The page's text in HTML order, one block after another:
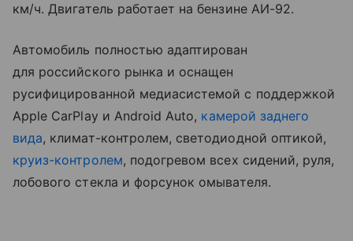
км/ч. Двигатель работает на бензине АИ-92.
Автомобиль полностью адаптирован
для российского рынка и оснащен
русифицированной медиасистемой с поддержкой
Apple CarPlay и Android Auto, камерой заднего
вида, климат-контролем, светодиодной оптикой,
круиз-контролем, подогревом всех сидений, руля,
лобового стекла и форсунок омывателя.